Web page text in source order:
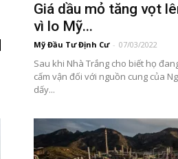
Giá dầu mỏ tăng vọt
vì lo Mỹ...
Mỹ Đầu Tư Định Cư - 07/03/2022
Sau khi Nhà Trắng cho biết họ
cấm vận đối với nguồn cung của
dấy...